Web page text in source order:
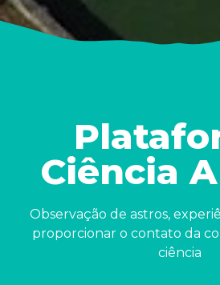
Ciência
Observação de astros,
proporcionar o contato da
ciência